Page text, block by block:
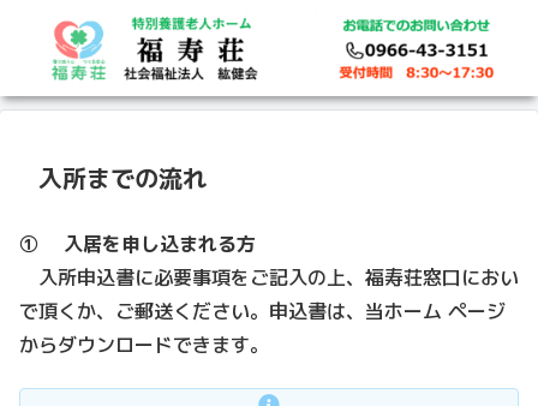
入所までの流れ
① 入居を申し込まれる方
入所申込書に必要事項をご記入の上、福寿荘窓口におい
で頂くか、ご郵送ください。申込書は、当ホーム ページ
からダウンロードできます。